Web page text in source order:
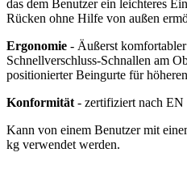
das dem Benutzer ein leichteres
Rücken ohne Hilfe von außen
Ergonomie - Äußerst
Schnellverschluss-Schnallen am
positionierter Beingurte für
Konformität - zertifiziert nach EN
Kann von einem Benutzer mit
kg verwendet werden.